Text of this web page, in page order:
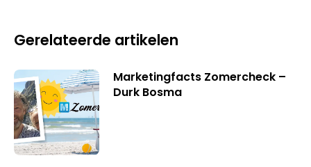
Gerelateerde artikelen
Marketingfacts Zomercheck –
Durk Bosma